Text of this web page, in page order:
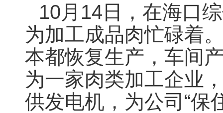
10月14日，在海口
为加工成品肉忙碌着
本都恢复生产，车间
为一家肉类加工企业
供发电机，为公司“保